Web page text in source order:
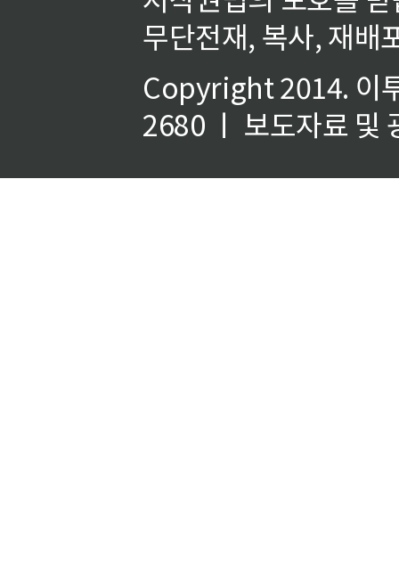
무단전재, 복사, 재배
Copyright 2014. 이
2680 ㅣ 보도자료